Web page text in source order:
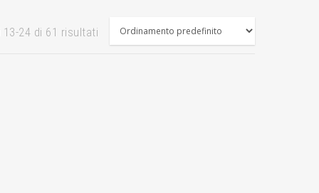
24 di 61 risultati